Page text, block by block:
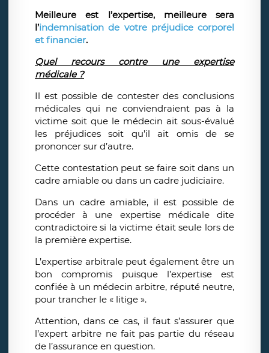
Meilleure est l’expertise, meilleure sera
l’indemnisation de votre préjudice corporel
et financier.
Quel recours contre une expertise
médicale ?
Il est possible de contester des conclusions
médicales qui ne conviendraient pas à la
victime soit que le médecin ait sous-évalué
les préjudices soit qu’il ait omis de se
prononcer sur d’autre.
Cette contestation peut se faire soit dans un
cadre amiable ou dans un cadre judiciaire.
Dans un cadre amiable, il est possible de
procéder à une expertise médicale dite
contradictoire si la victime était seule lors de
la première expertise.
L’expertise arbitrale peut également être un
bon compromis puisque l’expertise est
confiée à un médecin arbitre, réputé neutre,
pour trancher le « litige ».
Attention, dans ce cas, il faut s’assurer que
l’expert arbitre ne fait pas partie du réseau
de l’assurance en question.